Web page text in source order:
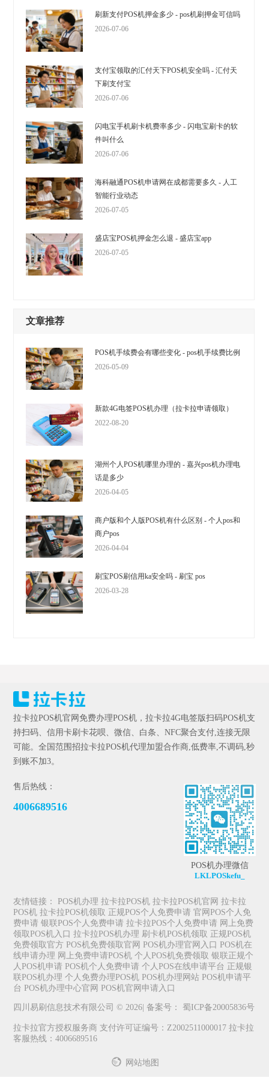
刷新支付POS机押金多少 - pos机刷押金可信吗
2026-07-06
支付宝领取的汇付天下POS机安全吗 - 汇付天
下刷支付宝
2026-07-06
闪电宝手机刷卡机费率多少 - 闪电宝刷卡的软
件叫什么
2026-07-06
海科融通POS机申请网在成都需要多久 - 人工
智能行业动态
2026-07-05
盛店宝POS机押金怎么退 - 盛店宝app
2026-07-05
文章推荐
POS机手续费会有哪些变化 - pos机手续费比例
2026-05-09
新款4G电签POS机办理（拉卡拉申请领取）
2022-08-20
湖州个人POS机哪里办理的 - 嘉兴pos机办理电
话是多少
2026-04-05
商户版和个人版POS机有什么区别 - 个人pos和
商户pos
2026-04-04
刷宝POS刷信用ka安全吗 - 刷宝 pos
2026-03-28
拉卡拉POS机官网免费办理POS机，拉卡拉4G电签版扫码POS机支
持扫码、信用卡刷卡花呗、微信、白条、NFC聚合支付,连接无限
可能。全国范围招拉卡拉POS机代理加盟合作商,低费率,不调码,秒
到账不加3。
售后热线：
4006689516
POS机办理微信
LKLPOSkefu_
友情链接： POS机办理 拉卡拉POS机 拉卡拉POS机官网 拉卡拉
POS机 拉卡拉POS机领取 正规POS个人免费申请 官网POS个人免
费申请 银联POS个人免费申请 拉卡拉POS个人免费申请 网上免费
领取POS机入口 拉卡拉POS机办理 刷卡机POS机领取 正规POS机
免费领取官方 POS机免费领取官网 POS机办理官网入口 POS机在
线申请办理 网上免费申请POS机 个人POS机免费领取 银联正规个
人POS机申请 POS机个人免费申请 个人POS在线申请平台 正规银
联POS机办理 个人免费办理POS机 POS机办理网站 POS机申请平
台 POS机办理中心官网 POS机官网申请入口
四川易刷信息技术有限公司 © 2026| 备案号：蜀ICP备20005836号
拉卡拉官方授权服务商 支付许可证编号：Z2002511000017 拉卡拉
客服热线：4006689516
网站地图